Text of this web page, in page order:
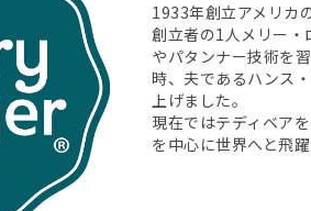
1933年創立アメリカ
創立者の1人メリー
やパタンナー技術を
時、夫であるハンス
上げました。
現在ではテディベア
を中心に世界へと飛躍